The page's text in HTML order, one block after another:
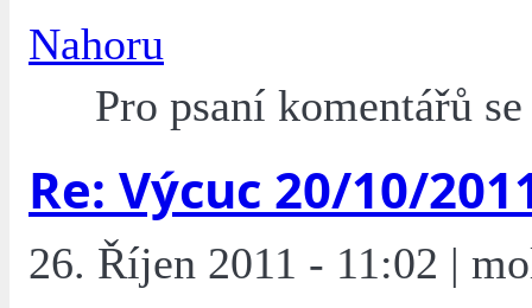
Nahoru
Pro psaní komentářů
Re: Výcuc 20/10/
26. Říjen 2011 - 11:02 |